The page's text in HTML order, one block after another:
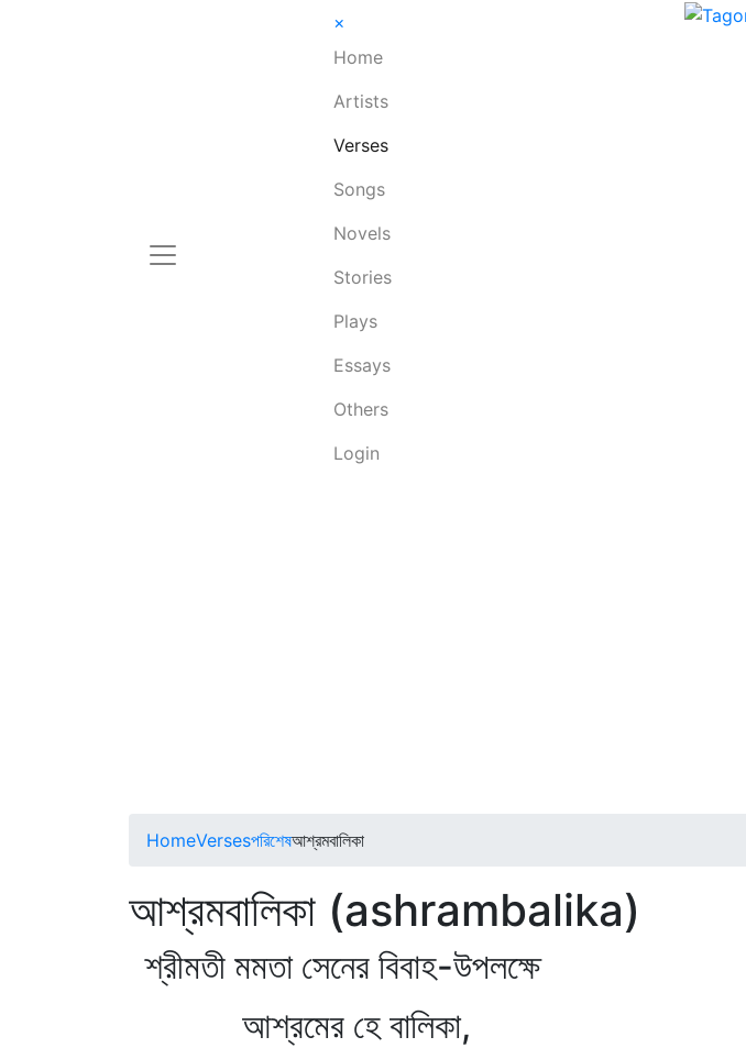
×
Home
Artists
Verses
Songs
Novels
Stories
Plays
Essays
Others
Login
HomeVersesপরিশেষআশ্রমবালিকা
আশ্রমবালিকা (ashrambalika)
শ্রীমতী মমতা সেনের বিবাহ-উপলক্ষে
আশ্রমের হে বালিকা,